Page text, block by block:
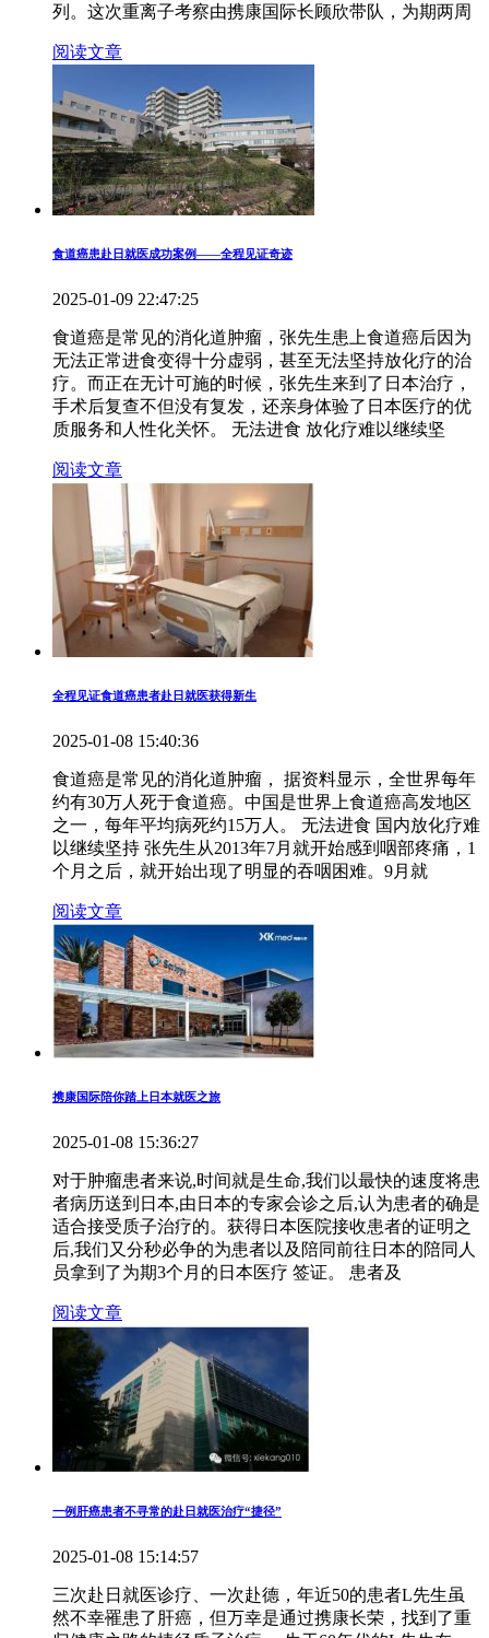
列。这次重离子考察由携康国际长顾欣带队，为期两周
阅读文章
食道癌患赴日就医成功案例——全程见证奇迹
2025-01-09 22:47:25
食道癌是常见的消化道肿瘤，张先生患上食道癌后因为
无法正常进食变得十分虚弱，甚至无法坚持放化疗的治
疗。而正在无计可施的时候，张先生来到了日本治疗，
手术后复查不但没有复发，还亲身体验了日本医疗的优
质服务和人性化关怀。 无法进食 放化疗难以继续坚
阅读文章
全程见证食道癌患者赴日就医获得新生
2025-01-08 15:40:36
食道癌是常见的消化道肿瘤， 据资料显示，全世界每年
约有30万人死于食道癌。中国是世界上食道癌高发地区
之一，每年平均病死约15万人。 无法进食 国内放化疗难
以继续坚持 张先生从2013年7月就开始感到咽部疼痛，1
个月之后，就开始出现了明显的吞咽困难。9月就
阅读文章
携康国际陪你踏上日本就医之旅
2025-01-08 15:36:27
对于肿瘤患者来说,时间就是生命,我们以最快的速度将患
者病历送到日本,由日本的专家会诊之后,认为患者的确是
适合接受质子治疗的。获得日本医院接收患者的证明之
后,我们又分秒必争的为患者以及陪同前往日本的陪同人
员拿到了为期3个月的日本医疗 签证。 患者及
阅读文章
一例肝癌患者不寻常的赴日就医治疗“捷径”
2025-01-08 15:14:57
三次赴日就医诊疗、一次赴德，年近50的患者L先生虽
然不幸罹患了肝癌，但万幸是通过携康长荣，找到了重